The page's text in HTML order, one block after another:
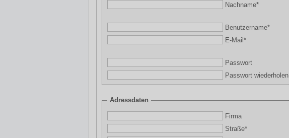
Nachname*
Benutzername*
E-Mail*
Passwort
Passwort wiederholen
Adressdaten
Firma
Straße*